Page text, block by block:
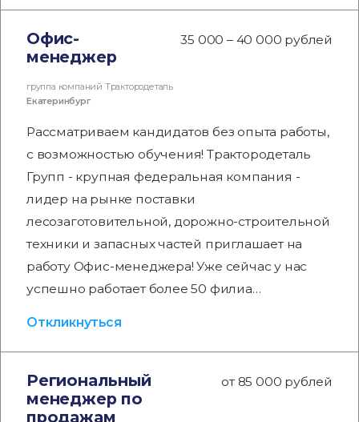
Офис-
менеджер
35 000 – 40 000 рублей
группа компаний Трактородеталь
Екатеринбург
Рассматриваем кандидатов без опыта работы,
с возможностью обучения! Трактородеталь
Групп - крупная федеральная компания -
лидер на рынке поставки
лесозаготовительной, дорожно-строительной
техники и запасных частей приглашает на
работу Офис-менеджера! Уже сейчас у нас
успешно работает более 50 филиа…
Откликнуться
Региональный
менеджер по
продажам
от 85 000 рублей